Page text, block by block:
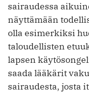
sairaudessa
näyttämään
olla esimerkiksi
taloudellisten
lapsen
saada lääkärit
sairaudesta, josta